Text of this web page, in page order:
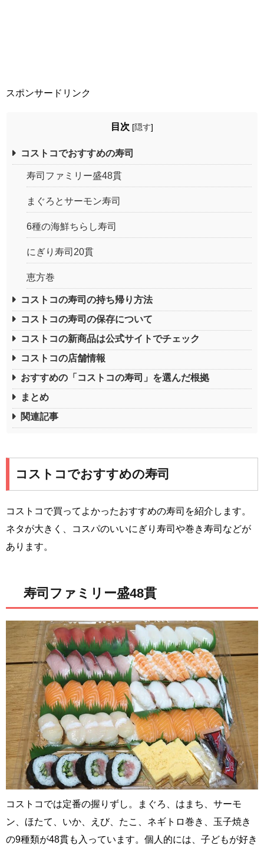
スポンサードリンク
目次 [隠す]
コストコでおすすめの寿司
寿司ファミリー盛48貫
まぐろとサーモン寿司
6種の海鮮ちらし寿司
にぎり寿司20貫
恵方巻
コストコの寿司の持ち帰り方法
コストコの寿司の保存について
コストコの新商品は公式サイトでチェック
コストコの店舗情報
おすすめの「コストコの寿司」を選んだ根拠
まとめ
関連記事
コストコでおすすめの寿司
コストコで買ってよかったおすすめの寿司を紹介します。
ネタが大きく、コスパのいいにぎり寿司や巻き寿司などが
あります。
寿司ファミリー盛48貫
コストコでは定番の握りずし。まぐろ、はまち、サーモ
ン、ほたて、いか、えび、たこ、ネギトロ巻き、玉子焼き
の9種類が48貫も入っています。個人的には、子どもが好き